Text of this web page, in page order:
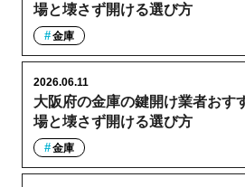
場と壊さず開ける選び方
金庫
大阪府の金庫の鍵開け業者おす
場と壊さず開ける選び方
2026.06.11
金庫